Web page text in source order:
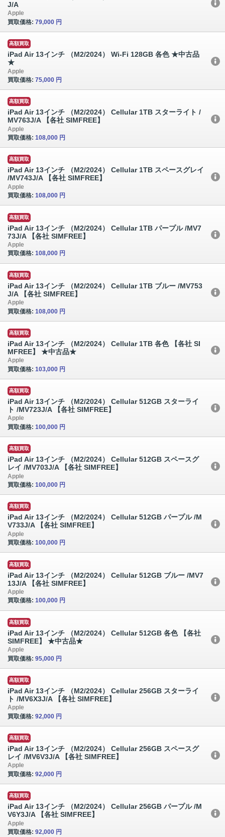
J/A
Apple
買取価格: 79,000 円
高額買取
iPad Air 13インチ （M2/2024） Wi-Fi 128GB 各色 ★中古品
★
Apple
買取価格: 75,000 円
高額買取
iPad Air 13インチ （M2/2024） Cellular 1TB スターライト /
MV763J/A 【各社 SIMFREE】
Apple
買取価格: 108,000 円
高額買取
iPad Air 13インチ （M2/2024） Cellular 1TB スペースグレイ
/MV743J/A 【各社 SIMFREE】
Apple
買取価格: 108,000 円
高額買取
iPad Air 13インチ （M2/2024） Cellular 1TB パープル /MV7
73J/A 【各社 SIMFREE】
Apple
買取価格: 108,000 円
高額買取
iPad Air 13インチ （M2/2024） Cellular 1TB ブルー /MV753
J/A 【各社 SIMFREE】
Apple
買取価格: 108,000 円
高額買取
iPad Air 13インチ （M2/2024） Cellular 1TB 各色 【各社 SI
MFREE】 ★中古品★
Apple
買取価格: 103,000 円
高額買取
iPad Air 13インチ （M2/2024） Cellular 512GB スターライ
ト /MV723J/A 【各社 SIMFREE】
Apple
買取価格: 100,000 円
高額買取
iPad Air 13インチ （M2/2024） Cellular 512GB スペースグ
レイ /MV703J/A 【各社 SIMFREE】
Apple
買取価格: 100,000 円
高額買取
iPad Air 13インチ （M2/2024） Cellular 512GB パープル /M
V733J/A 【各社 SIMFREE】
Apple
買取価格: 100,000 円
高額買取
iPad Air 13インチ （M2/2024） Cellular 512GB ブルー /MV7
13J/A 【各社 SIMFREE】
Apple
買取価格: 100,000 円
高額買取
iPad Air 13インチ （M2/2024） Cellular 512GB 各色 【各社
SIMFREE】 ★中古品★
Apple
買取価格: 95,000 円
高額買取
iPad Air 13インチ （M2/2024） Cellular 256GB スターライ
ト /MV6X3J/A 【各社 SIMFREE】
Apple
買取価格: 92,000 円
高額買取
iPad Air 13インチ （M2/2024） Cellular 256GB スペースグ
レイ /MV6V3J/A 【各社 SIMFREE】
Apple
買取価格: 92,000 円
高額買取
iPad Air 13インチ （M2/2024） Cellular 256GB パープル /M
V6Y3J/A 【各社 SIMFREE】
Apple
買取価格: 92,000 円